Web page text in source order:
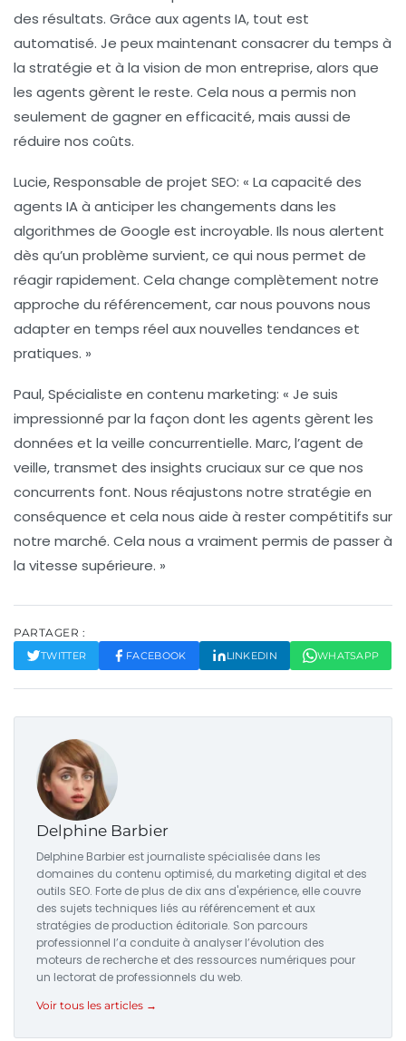
des résultats. Grâce aux agents IA, tout est
automatisé. Je peux maintenant consacrer du temps à
la stratégie et à la vision de mon entreprise, alors que
les agents gèrent le reste. Cela nous a permis non
seulement de gagner en efficacité, mais aussi de
réduire nos coûts.
Lucie, Responsable de projet SEO: « La capacité des
agents IA à anticiper les changements dans les
algorithmes de Google est incroyable. Ils nous alertent
dès qu’un problème survient, ce qui nous permet de
réagir rapidement. Cela change complètement notre
approche du référencement, car nous pouvons nous
adapter en temps réel aux nouvelles tendances et
pratiques. »
Paul, Spécialiste en contenu marketing: « Je suis
impressionné par la façon dont les agents gèrent les
données et la veille concurrentielle. Marc, l’agent de
veille, transmet des insights cruciaux sur ce que nos
concurrents font. Nous réajustons notre stratégie en
conséquence et cela nous aide à rester compétitifs sur
notre marché. Cela nous a vraiment permis de passer à
la vitesse supérieure. »
PARTAGER :
TWITTER FACEBOOK LINKEDIN WHATSAPP
Delphine Barbier
Delphine Barbier est journaliste spécialisée dans les
domaines du contenu optimisé, du marketing digital et des
outils SEO. Forte de plus de dix ans d'expérience, elle couvre
des sujets techniques liés au référencement et aux
stratégies de production éditoriale. Son parcours
professionnel l’a conduite à analyser l’évolution des
moteurs de recherche et des ressources numériques pour
un lectorat de professionnels du web.
Voir tous les articles →